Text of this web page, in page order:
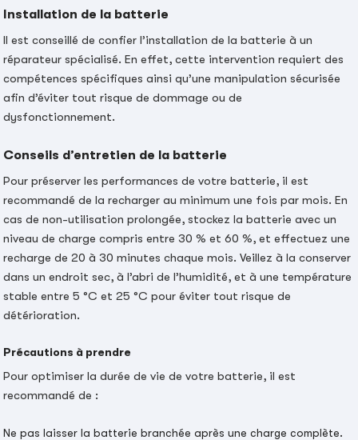
Installation de la batterie
Il est conseillé de confier l’installation de la batterie à un
réparateur spécialisé. En effet, cette intervention requiert des
compétences spécifiques ainsi qu’une manipulation sécurisée
afin d’éviter tout risque de dommage ou de
dysfonctionnement.
Conseils d’entretien de la batterie
Pour préserver les performances de votre batterie, il est
recommandé de la recharger au minimum une fois par mois. En
cas de non-utilisation prolongée, stockez la batterie avec un
niveau de charge compris entre 30 % et 60 %, et effectuez une
recharge de 20 à 30 minutes chaque mois. Veillez à la conserver
dans un endroit sec, à l’abri de l’humidité, et à une température
stable entre 5 °C et 25 °C pour éviter tout risque de
détérioration.
Précautions à prendre
Pour optimiser la durée de vie de votre batterie, il est
recommandé de :
Ne pas laisser la batterie branchée après une charge complète.